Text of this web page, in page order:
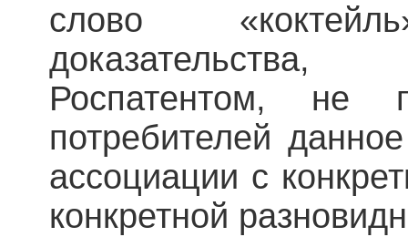
слово
Роспатентом, не
потребителей
ассоциации с
конкретной